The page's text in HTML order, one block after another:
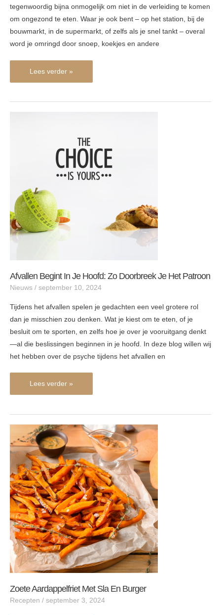
tegenwoordig bijna onmogelijk om niet in de verleiding te komen
om ongezond te eten. Waar je ook bent – op het station, bij de
bouwmarkt, in de supermarkt, of zelfs als je snel tankt – overal
word je omringd door snoep, koekjes en andere
Lees verder »
Afvallen Begint In Je Hoofd: Zo Doorbreek Je Het Patroon
Nieuws / september 10, 2024
Tijdens het afvallen spelen je gedachten een veel grotere rol
dan je misschien zou denken. Wat je kiest om te eten, of je
besluit om te sporten, en zelfs hoe je over je vooruitgang denkt
—al die beslissingen beginnen in je hoofd. In deze blog willen wij
het hebben over de psyche tijdens het afvallen en
doorbreek
je
het
patroon
Lees verder »
Zoete Aardappelfriet Met Sla En Burger
Recepten / september 3, 2024
Zoete
aardappelfriet
met
sla
en
burger